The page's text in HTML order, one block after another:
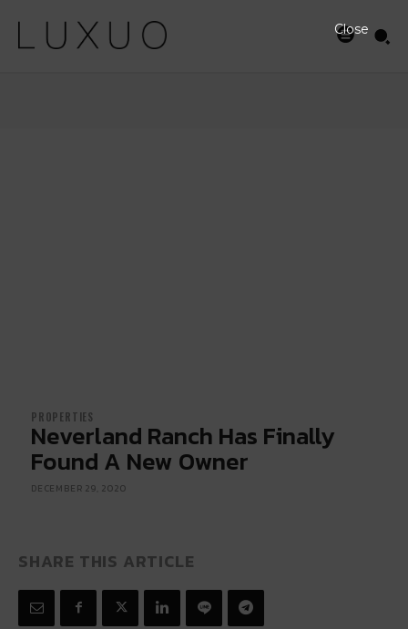
PROPERTIES
Neverland Ranch Has Finally
Found A New Owner
DECEMBER 29, 2020
SHARE THIS ARTICLE
Close